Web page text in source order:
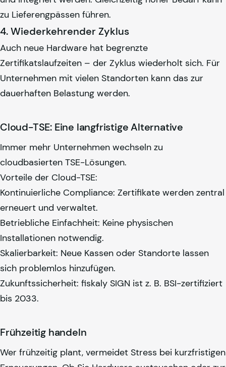
zu Lieferengpässen führen.
4. Wiederkehrender Zyklus
Auch neue Hardware hat begrenzte
Zertifikatslaufzeiten – der Zyklus wiederholt sich. Für
Unternehmen mit vielen Standorten kann das zur
dauerhaften Belastung werden.
Cloud-TSE: Eine langfristige Alternative
Immer mehr Unternehmen wechseln zu
cloudbasierten TSE-Lösungen.
Vorteile der Cloud-TSE:
Kontinuierliche Compliance: Zertifikate werden zentral
erneuert und verwaltet.
Betriebliche Einfachheit: Keine physischen
Installationen notwendig.
Skalierbarkeit: Neue Kassen oder Standorte lassen
sich problemlos hinzufügen.
Zukunftssicherheit: fiskaly SIGN ist z. B. BSI-zertifiziert
bis 2033.
Frühzeitig handeln
Wer frühzeitig plant, vermeidet Stress bei kurzfristigen